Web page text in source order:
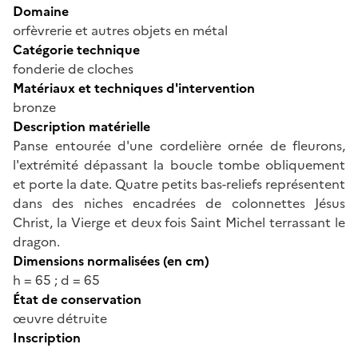
Domaine
orfèvrerie et autres objets en métal
Catégorie technique
fonderie de cloches
Matériaux et techniques d'intervention
bronze
Description matérielle
Panse entourée d'une cordelière ornée de fleurons,
l'extrémité dépassant la boucle tombe obliquement
et porte la date. Quatre petits bas-reliefs représentent
dans des niches encadrées de colonnettes Jésus
Christ, la Vierge et deux fois Saint Michel terrassant le
dragon.
Dimensions normalisées (en cm)
h = 65 ; d = 65
État de conservation
œuvre détruite
Inscription